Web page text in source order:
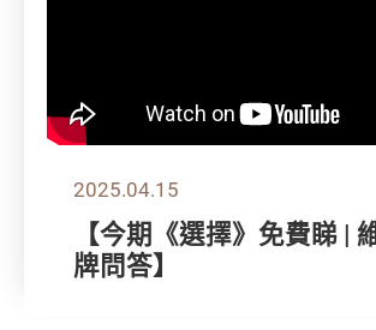
2025.04.15
【今期《選擇》免費睇 |
牌問答】